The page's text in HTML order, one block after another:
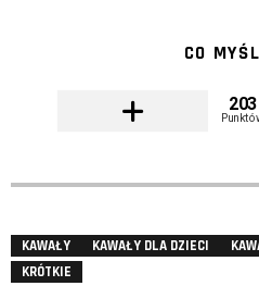
CO
203
KAWAŁY KAWAŁY DLA DZIECI
KRÓTKIE